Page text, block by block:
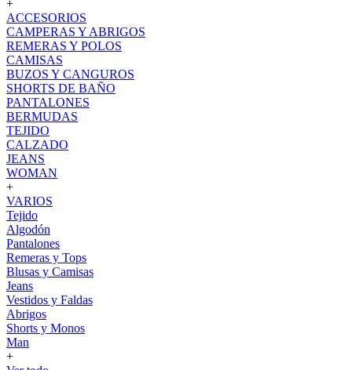
+
ACCESORIOS
CAMPERAS Y ABRIGOS
REMERAS Y POLOS
CAMISAS
BUZOS Y CANGUROS
SHORTS DE BAÑO
PANTALONES
BERMUDAS
TEJIDO
CALZADO
JEANS
WOMAN
+
VARIOS
Tejido
Algodón
Pantalones
Remeras y Tops
Blusas y Camisas
Jeans
Vestidos y Faldas
Abrigos
Shorts y Monos
Man
+